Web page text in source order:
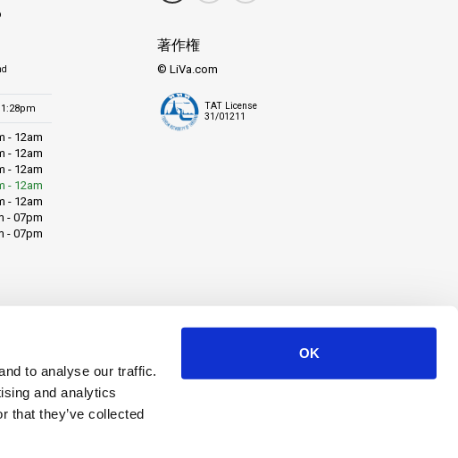
to analyse our traffic.
and analytics
that they’ve collected
OK
- 12am
- 12am
- 12am
- 12am
- 12am
- 07pm
- 07pm
著作権
© LiVa.com
TAT License
31/01211